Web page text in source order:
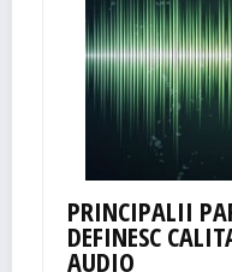
PRINCIPALII
DEFINESC
AUDIO